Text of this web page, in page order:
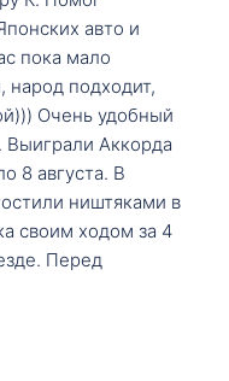
авто и
пока мало
народ подходит,
Очень удобный
Выиграли Аккорда
8 августа. В
ништяками в
своим ходом за 4
Перед